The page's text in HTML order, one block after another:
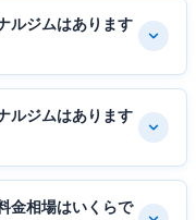
ルジムはあります
ルジムはあります
金相場はいくらで